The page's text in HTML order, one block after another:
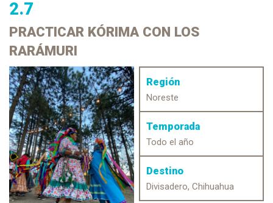
2.7
PRACTICAR KÓRIMA CON LOS
RARÁMURI
Región
Noreste
Temporada
Todo el año
Destino
Divisadero, Chihuahua